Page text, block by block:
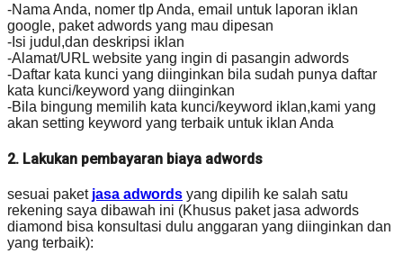
-Nama Anda, nomer tlp Anda, email untuk laporan iklan
google, paket adwords yang mau dipesan
-Isi judul,dan deskripsi iklan
-Alamat/URL website yang ingin di pasangin adwords
-Daftar kata kunci yang diinginkan bila sudah punya daftar
kata kunci/keyword yang diinginkan
-Bila bingung memilih kata kunci/keyword iklan,kami yang
akan setting keyword yang terbaik untuk iklan Anda
2. Lakukan pembayaran biaya adwords
sesuai paket jasa adwords yang dipilih ke salah satu
rekening saya dibawah ini (Khusus paket jasa adwords
diamond bisa konsultasi dulu anggaran yang diinginkan dan
yang terbaik):